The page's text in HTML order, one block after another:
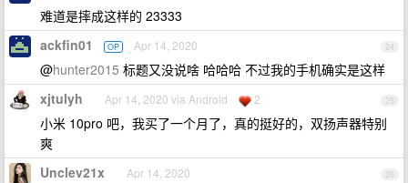
难道是摔成这样的 23333
24
ackfin01 OP Apr 14, 2020
@hunter2015 标题又没说啥 哈哈哈 不过我的手机确实是这样
25
xjtulyh Apr 14, 2020 via Android 2
小米 10pro 吧，我买了一个月了，真的挺好的，双扬声器特别
爽
26
Unclev21x Apr 14, 2020